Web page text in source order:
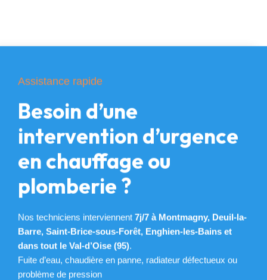
Assistance rapide
Besoin d’une
intervention d’urgence
en chauffage ou
plomberie ?
Nos techniciens interviennent 7j/7 à Montmagny, Deuil-la-
Barre, Saint-Brice-sous-Forêt, Enghien-les-Bains et
dans tout le Val-d’Oise (95).
Fuite d’eau, chaudière en panne, radiateur défectueux ou
problème de pression